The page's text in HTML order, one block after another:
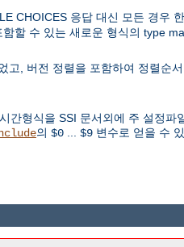
CHOICES 응답 대신 모든 경우
할 수 있는 새로운 형식의 type
, 버전 정렬을 포함하여 정렬순
형식을 SSI 문서외에 주 설정파
의 $0 $9 변수로 얻을 수